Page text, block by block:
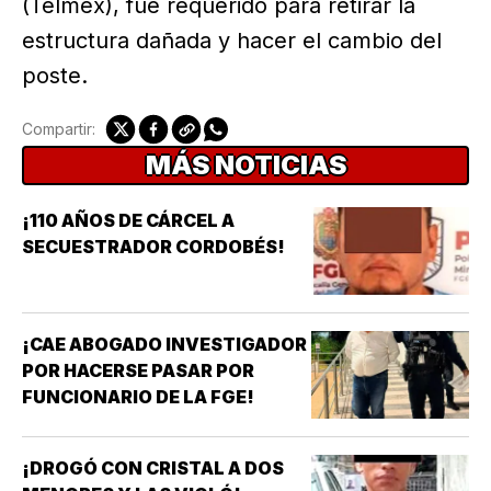
(Telmex), fue requerido para retirar la
estructura dañada y hacer el cambio del
poste.
Compartir:
MÁS NOTICIAS
¡110 AÑOS DE CÁRCEL A
SECUESTRADOR CORDOBÉS!
¡CAE ABOGADO INVESTIGADOR
POR HACERSE PASAR POR
FUNCIONARIO DE LA FGE!
¡DROGÓ CON CRISTAL A DOS